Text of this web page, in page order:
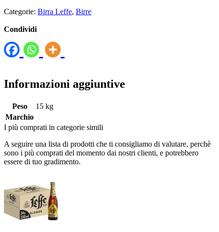
Categorie: Birra Leffe, Birre
Condividi
Informazioni aggiuntive
Peso
15 kg
Marchio
I più comprati in categorie simili
A seguire una lista di prodotti che ti consigliamo di valutare, perchè
sono i più comprati del momento dai nostri clienti, e potrebbero
essere di tuo gradimento.